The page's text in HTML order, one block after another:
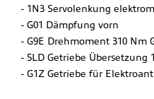
1N3 Servolenkung
G01 Dämpfung vorn
G9E Drehmoment 310 Nm
5LD Getriebe Übersetzung
G1Z Getriebe für